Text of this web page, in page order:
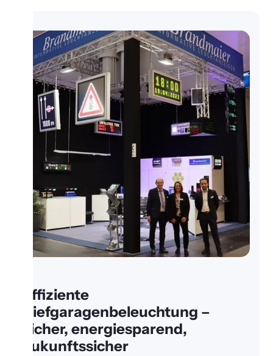
Effiziente
Tiefgaragenbeleuchtung –
sicher, energiesparend,
zukunftssicher